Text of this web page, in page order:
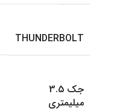
THUNDERBOLT
جک 3.5
میلیمتری